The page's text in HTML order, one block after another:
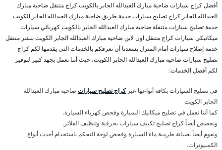
أفضل كراج سيارات ضاحية مبارك العبدالله الجابر بالكويت كراج متنقل ضاحية مبارك
العبدالله الجابر كراج تصليح سيارات خدمة طريق ضاحية مبارك العبدالله الجابر الكويت
خدمة تصليح سيارات متنقلة ضاحية مبارك العبدالله الجابر بالكويت كهربائي سيارات
ميكانيكي سيارات كراج متنقل اون لاين ضاحية مبارك العبدالله الجابر الكويت بنشر متنقل
خدمة إصلاح سيارات أمام المنزل يسعدنا أن نعرفكم بالخدمات التي يقدمها لكم كراج
تصليح سيارات ضاحية مبارك العبدالله الجابر الكويت، حيث أننا نعمل بجهد كبير لتوفير
لكم أفضل الخدمات:
في تصليح السيارات بكافة أنواعها عبركراج تصليح سياراتضاحية مبارك العبدالله
الجابر الكويت
كما أننا نعمل في تصليح ميكانيك السيارة وفحص كهرباء السيارة.
ونخصص أيضاً كراج تصليح تكييف سيارات بحرفية وتنظيف الفلاتر.
ونقوم أيضاً بصيانة طرمبة ماء السيارة وفحص لوحة التحكم باستخدام أحدث أنواع
الكمبيوترات.